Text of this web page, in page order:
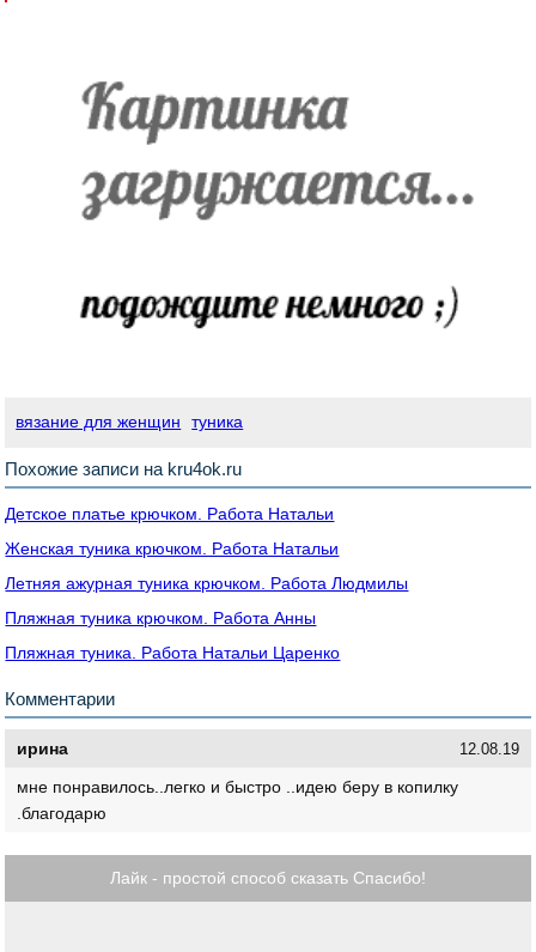
вязание для женщин туника
Похожие записи на kru4ok.ru
Детское платье крючком. Работа Натальи
Женская туника крючком. Работа Натальи
Летняя ажурная туника крючком. Работа Людмилы
Пляжная туника крючком. Работа Анны
Пляжная туника. Работа Натальи Царенко
Комментарии
ирина 12.08.19
мне понравилось..легко и быстро ..идею беру в копилку
.благодарю
Лайк - простой способ сказать Спасибо!